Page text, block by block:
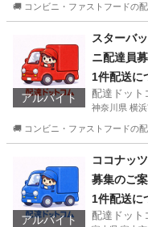
🚚 コンビニ・ファストフードの
配送
アルバイト
スターバ
ニ配達員
1件配送に
配達ドット
神奈川県 横
🚚 コンビニ・ファストフードの
配送
アルバイト
ココナッ
募集のご
1件配送に
配達ドット